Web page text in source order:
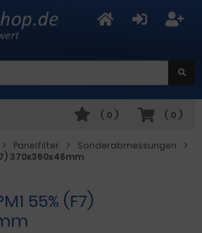
( 0 )
( 0 )
Panelfilter
Sonderabmessungen
370x360x46mm
55% (F7)